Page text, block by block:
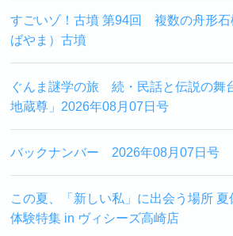
すごいゾ！古墳 第94回 複数の舟形石
ばやま）古墳
ぐんま謎学の旅 続・民話と伝説の舞
地蔵尊」2026年08月07日号
バックナンバー 2026年08月07日号
この夏、「新しい私」に出会う場所
体験特集 in ヴィシーズ高崎店